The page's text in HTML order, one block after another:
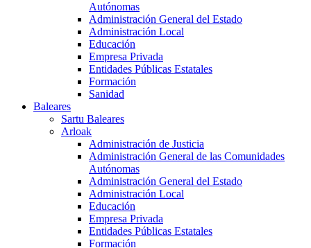
Autónomas
Administración General del Estado
Administración Local
Educación
Empresa Privada
Entidades Públicas Estatales
Formación
Sanidad
Baleares
Sartu Baleares
Arloak
Administración de Justicia
Administración General de las Comunidades
Autónomas
Administración General del Estado
Administración Local
Educación
Empresa Privada
Entidades Públicas Estatales
Formación